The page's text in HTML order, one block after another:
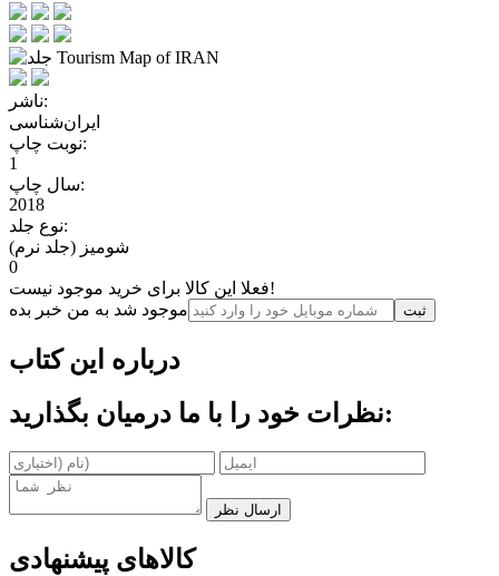
ناشر:
ایران‌شناسی
نوبت چاپ:
1
سال چاپ:
2018
نوع جلد:
شومیز (جلد نرم)
0
فعلا این کالا برای خرید موجود نیست!
موجود شد به من خبر بده
ثبت‌
درباره این کتاب
نظرات خود را با ما درمیان بگذارید:
ارسال نظر
کالاهای پیشنهادی